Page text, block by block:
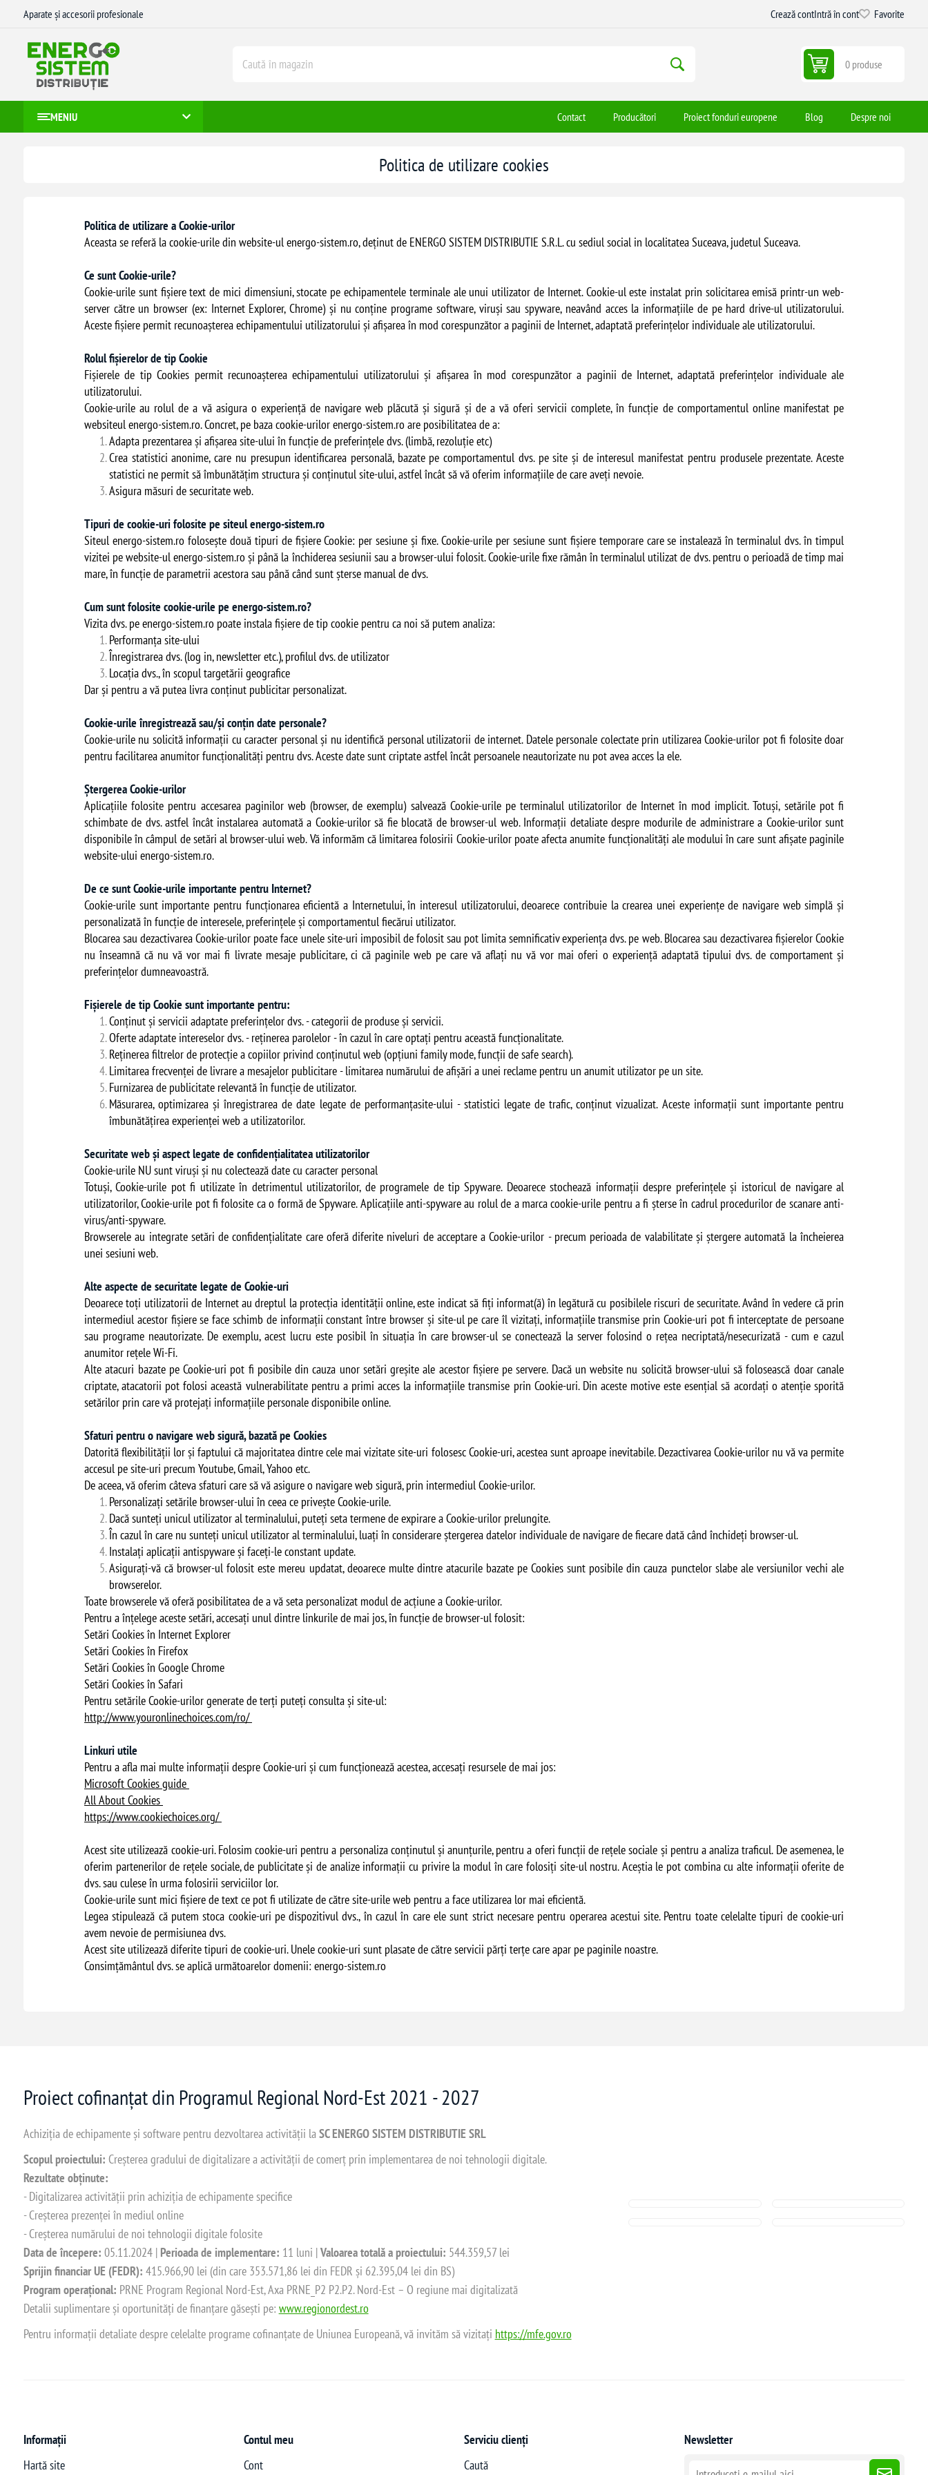
Aparate și accesorii profesionale Crează contIntră în cont Favorite
0 produse
MENIU Contact Producători Proiect fonduri europene Blog Despre noi
Politica de utilizare cookies
Politica de utilizare a Cookie-urilor
Aceasta se referă la cookie-urile din website-ul energo-sistem.ro, deținut de ENERGO SISTEM DISTRIBUTIE S.R.L. cu sediul social in localitatea Suceava, judetul Suceava.
Ce sunt Cookie-urile?
Cookie-urile sunt fișiere text de mici dimensiuni, stocate pe echipamentele terminale ale unui utilizator de Internet. Cookie-ul este instalat prin solicitarea emisă printr-un web-
server către un browser (ex: Internet Explorer, Chrome) și nu conține programe software, viruși sau spyware, neavând acces la informațiile de pe hard drive-ul utilizatorului.
Aceste fişiere permit recunoaşterea echipamentului utilizatorului şi afişarea în mod corespunzător a paginii de Internet, adaptată preferinţelor individuale ale utilizatorului.
Rolul fișierelor de tip Cookie
Fișierele de tip Cookies permit recunoaşterea echipamentului utilizatorului şi afişarea în mod corespunzător a paginii de Internet, adaptată preferinţelor individuale ale
utilizatorului.
Cookie-urile au rolul de a vă asigura o experiență de navigare web plăcută și sigură și de a vă oferi servicii complete, în funcție de comportamentul online manifestat pe
websiteul energo-sistem.ro. Concret, pe baza cookie-urilor energo-sistem.ro are posibilitatea de a:
Adapta prezentarea și afișarea site-ului în funcție de preferințele dvs. (limbă, rezoluție etc)
Crea statistici anonime, care nu presupun identificarea personală, bazate pe comportamentul dvs. pe site și de interesul manifestat pentru produsele prezentate. Aceste
statistici ne permit să îmbunătățim structura și conținutul site-ului, astfel încât să vă oferim informațiile de care aveți nevoie.
Asigura măsuri de securitate web.
Tipuri de cookie-uri folosite pe siteul energo-sistem.ro
Siteul energo-sistem.ro folosește două tipuri de fișiere Cookie: per sesiune și fixe. Cookie-urile per sesiune sunt fișiere temporare care se instalează în terminalul dvs. în timpul
vizitei pe website-ul energo-sistem.ro și până la închiderea sesiunii sau a browser-ului folosit. Cookie-urile fixe rămân în terminalul utilizat de dvs. pentru o perioadă de timp mai
mare, în funcție de parametrii acestora sau până când sunt șterse manual de dvs.
Cum sunt folosite cookie-urile pe energo-sistem.ro?
Vizita dvs. pe energo-sistem.ro poate instala fișiere de tip cookie pentru ca noi să putem analiza:
Performanța site-ului
Înregistrarea dvs. (log in, newsletter etc.), profilul dvs. de utilizator
Locația dvs., în scopul targetării geografice
Dar și pentru a vă putea livra conținut publicitar personalizat.
Cookie-urile înregistrează sau/și conțin date personale?
Cookie-urile nu solicită informații cu caracter personal și nu identifică personal utilizatorii de internet. Datele personale colectate prin utilizarea Cookie-urilor pot fi folosite doar
pentru facilitarea anumitor funcționalități pentru dvs. Aceste date sunt criptate astfel încât persoanele neautorizate nu pot avea acces la ele.
Ștergerea Cookie-urilor
Aplicațiile folosite pentru accesarea paginilor web (browser, de exemplu) salvează Cookie-urile pe terminalul utilizatorilor de Internet în mod implicit. Totuși, setările pot fi
schimbate de dvs. astfel încât instalarea automată a Cookie-urilor să fie blocată de browser-ul web. Informații detaliate despre modurile de administrare a Cookie-urilor sunt
disponibile în câmpul de setări al browser-ului web. Vă informăm că limitarea folosirii Cookie-urilor poate afecta anumite funcționalități ale modului în care sunt afișate paginile
website-ului energo-sistem.ro.
De ce sunt Cookie-urile importante pentru Internet?
Cookie-urile sunt importante pentru funcționarea eficientă a Internetului, în interesul utilizatorului, deoarece contribuie la crearea unei experiențe de navigare web simplă și
personalizată în funcție de interesele, preferințele și comportamentul fiecărui utilizator.
Blocarea sau dezactivarea Cookie-urilor poate face unele site-uri imposibil de folosit sau pot limita semnificativ experiența dvs. pe web. Blocarea sau dezactivarea fișierelor Cookie
nu înseamnă că nu vă vor mai fi livrate mesaje publicitare, ci că paginile web pe care vă aflați nu vă vor mai oferi o experiență adaptată tipului dvs. de comportament și
preferințelor dumneavoastră.
Fișierele de tip Cookie sunt importante pentru:
Conținut și servicii adaptate preferințelor dvs. - categorii de produse și servicii.
Oferte adaptate intereselor dvs. - reținerea parolelor - în cazul în care optați pentru această funcționalitate.
Reținerea filtrelor de protecție a copiilor privind conținutul web (opțiuni family mode, funcții de safe search).
Limitarea frecvenței de livrare a mesajelor publicitare - limitarea numărului de afișări a unei reclame pentru un anumit utilizator pe un site.
Furnizarea de publicitate relevantă în funcție de utilizator.
Măsurarea, optimizarea și înregistrarea de date legate de performanțasite-ului - statistici legate de trafic, conținut vizualizat. Aceste informații sunt importante pentru
îmbunătățirea experienței web a utilizatorilor.
Securitate web și aspect legate de confidențialitatea utilizatorilor
Cookie-urile NU sunt viruși și nu colectează date cu caracter personal
Totuși, Cookie-urile pot fi utilizate în detrimentul utilizatorilor, de programele de tip Spyware. Deoarece stochează informații despre preferințele și istoricul de navigare al
utilizatorilor, Cookie-urile pot fi folosite ca o formă de Spyware. Aplicațiile anti-spyware au rolul de a marca cookie-urile pentru a fi șterse în cadrul procedurilor de scanare anti-
virus/anti-spyware.
Browserele au integrate setări de confidențialitate care oferă diferite niveluri de acceptare a Cookie-urilor - precum perioada de valabilitate și ștergere automată la încheierea
unei sesiuni web.
Alte aspecte de securitate legate de Cookie-uri
Deoarece toți utilizatorii de Internet au dreptul la protecția identității online, este indicat să fiți informat(ă) în legătură cu posibilele riscuri de securitate. Având în vedere că prin
intermediul acestor fișiere se face schimb de informații constant între browser și site-ul pe care îl vizitați, informațiile transmise prin Cookie-uri pot fi interceptate de persoane
sau programe neautorizate. De exemplu, acest lucru este posibil în situația în care browser-ul se conectează la server folosind o rețea necriptată/nesecurizată - cum e cazul
anumitor rețele Wi-Fi.
Alte atacuri bazate pe Cookie-uri pot fi posibile din cauza unor setări greșite ale acestor fișiere pe servere. Dacă un website nu solicită browser-ului să folosească doar canale
criptate, atacatorii pot folosi această vulnerabilitate pentru a primi acces la informațiile transmise prin Cookie-uri. Din aceste motive este esențial să acordați o atenție sporită
setărilor prin care vă protejați informațiile personale disponibile online.
Sfaturi pentru o navigare web sigură, bazată pe Cookies
Datorită flexibilității lor și faptului că majoritatea dintre cele mai vizitate site-uri folosesc Cookie-uri, acestea sunt aproape inevitabile. Dezactivarea Cookie-urilor nu vă va permite
accesul pe site-uri precum Youtube, Gmail, Yahoo etc.
De aceea, vă oferim câteva sfaturi care să vă asigure o navigare web sigură, prin intermediul Cookie-urilor.
Personalizați setările browser-ului în ceea ce privește Cookie-urile.
Dacă sunteți unicul utilizator al terminalului, puteți seta termene de expirare a Cookie-urilor prelungite.
În cazul în care nu sunteți unicul utilizator al terminalului, luați în considerare ștergerea datelor individuale de navigare de fiecare dată când închideți browser-ul.
Instalați aplicații antispyware și faceți-le constant update.
Asigurați-vă că browser-ul folosit este mereu updatat, deoarece multe dintre atacurile bazate pe Cookies sunt posibile din cauza punctelor slabe ale versiunilor vechi ale
browserelor.
Toate browserele vă oferă posibilitatea de a vă seta personalizat modul de acțiune a Cookie-urilor.
Pentru a înțelege aceste setări, accesați unul dintre linkurile de mai jos, în funcție de browser-ul folosit:
Setări Cookies în Internet Explorer
Setări Cookies în Firefox
Setări Cookies în Google Chrome
Setări Cookies în Safari
Pentru setările Cookie-urilor generate de terți puteți consulta și site-ul:
http://www.youronlinechoices.com/ro/
Linkuri utile
Pentru a afla mai multe informații despre Cookie-uri și cum funcționează acestea, accesați resursele de mai jos:
Microsoft Cookies guide
All About Cookies
https://www.cookiechoices.org/
Acest site utilizează cookie-uri. Folosim cookie-uri pentru a personaliza conținutul și anunțurile, pentru a oferi funcții de rețele sociale și pentru a analiza traficul. De asemenea, le
oferim partenerilor de rețele sociale, de publicitate și de analize informații cu privire la modul în care folosiți site-ul nostru. Aceștia le pot combina cu alte informații oferite de
dvs. sau culese în urma folosirii serviciilor lor.
Cookie-urile sunt mici fişiere de text ce pot fi utilizate de către site-urile web pentru a face utilizarea lor mai eficientă.
Legea stipulează că putem stoca cookie-uri pe dispozitivul dvs., în cazul în care ele sunt strict necesare pentru operarea acestui site. Pentru toate celelalte tipuri de cookie-uri
avem nevoie de permisiunea dvs.
Acest site utilizează diferite tipuri de cookie-uri. Unele cookie-uri sunt plasate de către servicii părţi terţe care apar pe paginile noastre.
Consimţământul dvs. se aplică următoarelor domenii: energo-sistem.ro
Proiect cofinanțat din Programul Regional Nord-Est 2021 - 2027
Achiziția de echipamente și software pentru dezvoltarea activității laSC ENERGO SISTEM DISTRIBUTIE SRL
Scopul proiectului: Creșterea gradului de digitalizare a activității de comerț prin implementarea de noi tehnologii digitale.
Rezultate obținute:
- Digitalizarea activității prin achiziția de echipamente specifice
- Creșterea prezenței în mediul online
- Creșterea numărului de noi tehnologii digitale folosite
Data de începere: 05.11.2024 | Perioada de implementare: 11 luni |Valoarea totală a proiectului: 544.359,57 lei
Sprijin financiar UE (FEDR): 415.966,90 lei (din care 353.571,86 lei din FEDR și 62.395,04 lei din BS)
Program operațional: PRNE Program Regional Nord-Est, Axa PRNE_P2 P2.P2. Nord-Est – O regiune mai digitalizată
Detalii suplimentare și oportunități de finanțare găsești pe: www.regionordest.ro
Pentru informații detaliate despre celelalte programe cofinanțate de Uniunea Europeană, vă invităm să vizitați https://mfe.gov.ro
Informații
Hartă site
Contul meu
Cont
Serviciu clienți
Caută
Newsletter